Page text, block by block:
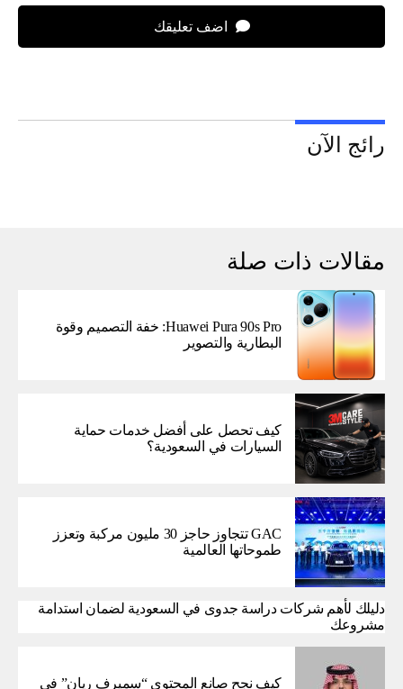
اضف تعليقك
رائج الآن
مقالات ذات صلة
Huawei Pura 90s Pro: خفة التصميم وقوة
البطارية والتصوير
كيف تحصل على أفضل خدمات حماية
السيارات في السعودية؟
GAC تتجاوز حاجز 30 مليون مركبة وتعزز
طموحاتها العالمية
دليلك لأهم شركات دراسة جدوى في السعودية لضمان استدامة
مشروعك
كيف نجح صانع المحتوى “سميرف ريان” في